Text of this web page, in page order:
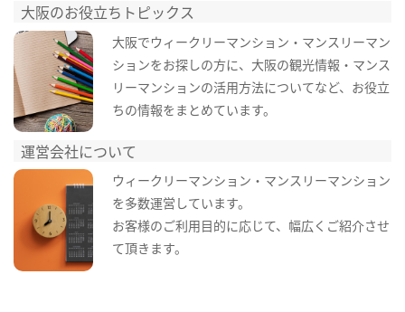
大阪のお役立ちトピックス
大阪でウィークリーマンション・マンスリーマン
ションをお探しの方に、大阪の観光情報・マンス
リーマンションの活用方法についてなど、お役立
ちの情報をまとめています。
運営会社について
ウィークリーマンション・マンスリーマンション
を多数運営しています。
お客様のご利用目的に応じて、幅広くご紹介させ
て頂きます。